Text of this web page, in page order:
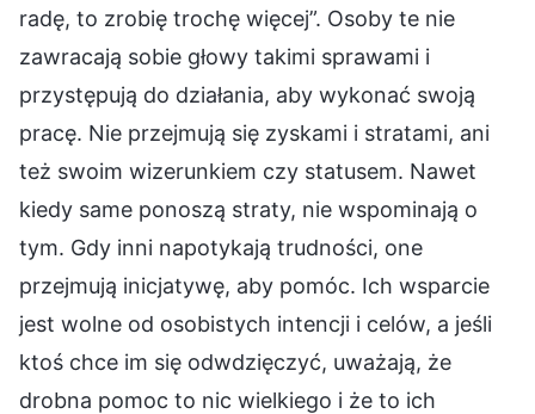
radę, to zrobię trochę więcej”. Osoby te nie
zawracają sobie głowy takimi sprawami i
przystępują do działania, aby wykonać swoją
pracę. Nie przejmują się zyskami i stratami, ani
też swoim wizerunkiem czy statusem. Nawet
kiedy same ponoszą straty, nie wspominają o
tym. Gdy inni napotykają trudności, one
przejmują inicjatywę, aby pomóc. Ich wsparcie
jest wolne od osobistych intencji i celów, a jeśli
ktoś chce im się odwdzięczyć, uważają, że
drobna pomoc to nic wielkiego i że to ich